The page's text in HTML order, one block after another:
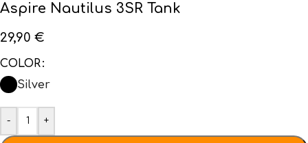
Aspire Nautilus 3SR Tank
29,90 €
COLOR
Silver
- +